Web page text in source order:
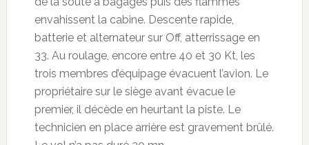
envahissent la cabine. Descente rapide,
batterie et alternateur sur Off, atterrissage en
33. Au roulage, encore entre 40 et 30 Kt, les
trois membres d’équipage évacuent l’avion. Le
propriétaire sur le siège avant évacue le
premier, il décède en heurtant la piste. Le
technicien en place arrière est gravement brûlé.